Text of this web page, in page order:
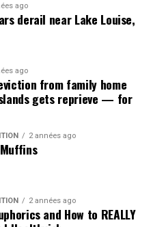
ago
derail near Lake Louise,
ago
from family home
gets reprieve — for
2 années ago
2 années ago
and How to REALLY